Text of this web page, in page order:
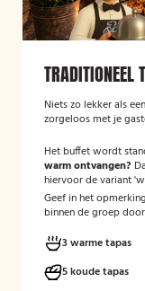
TRADITIONEEL
Niets zo lekker als
zorgeloos met je
Het buffet wordt
warm ontvangen?
hiervoor de variant
Geef in het
binnen de groep
3 warme tapas
5 koude tapas